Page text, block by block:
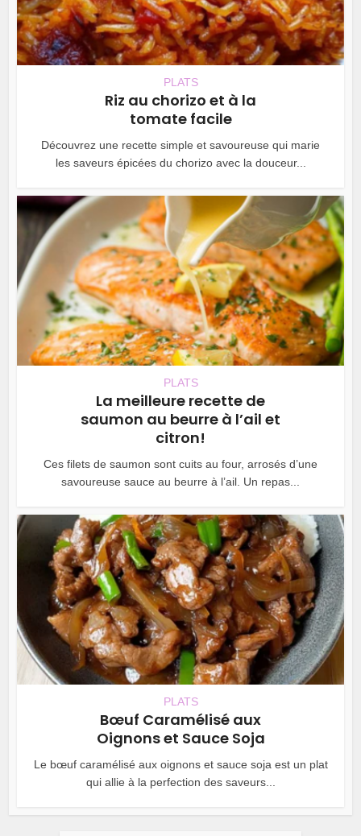
PLATS
Riz au chorizo et à la
tomate facile
Découvrez une recette simple et savoureuse qui marie
les saveurs épicées du chorizo avec la douceur...
PLATS
La meilleure recette de
saumon au beurre à l’ail et
citron!
Ces filets de saumon sont cuits au four, arrosés d’une
savoureuse sauce au beurre à l’ail. Un repas...
PLATS
Bœuf Caramélisé aux
Oignons et Sauce Soja
Le bœuf caramélisé aux oignons et sauce soja est un plat
qui allie à la perfection des saveurs...